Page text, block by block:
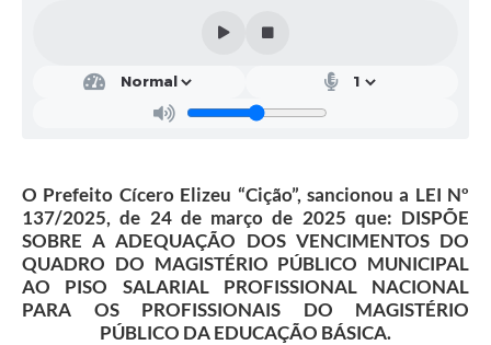
O Prefeito Cícero Elizeu “Cição”, sancionou a LEI Nº
137/2025, de 24 de março de 2025 que: DISPÕE
SOBRE A ADEQUAÇÃO DOS VENCIMENTOS DO
QUADRO DO MAGISTÉRIO PÚBLICO MUNICIPAL
AO PISO SALARIAL PROFISSIONAL NACIONAL
PARA OS PROFISSIONAIS DO MAGISTÉRIO
PÚBLICO DA EDUCAÇÃO BÁSICA.